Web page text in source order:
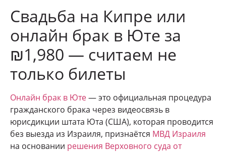
Свадьба на Кипре или
онлайн брак в Юте за
₪1,980 — считаем не
только билеты
Онлайн брак в Юте— это официальная процедура
гражданского брака через видеосвязь в
юрисдикции штата Юта (США), которая проводится
без выезда из Израиля, признаётся МВД Израиля
на основании решения Верховного суда от